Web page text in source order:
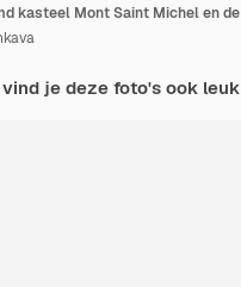
je deze foto's ook leuk